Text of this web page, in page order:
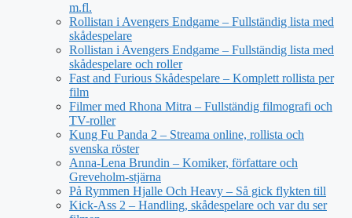
m.fl.
Rollistan i Avengers Endgame – Fullständig lista med
skådespelare
Rollistan i Avengers Endgame – Fullständig lista med
skådespelare och roller
Fast and Furious Skådespelare – Komplett rollista per
film
Filmer med Rhona Mitra – Fullständig filmografi och
TV-roller
Kung Fu Panda 2 – Streama online, rollista och
svenska röster
Anna-Lena Brundin – Komiker, författare och
Greveholm-stjärna
På Rymmen Hjalle Och Heavy – Så gick flykten till
Kick-Ass 2 – Handling, skådespelare och var du ser